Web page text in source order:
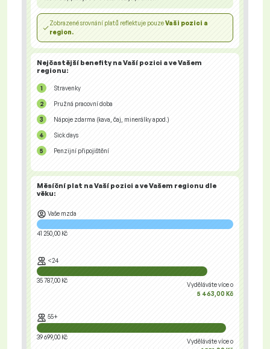
Zobrazené srovnání platů reflektuje pouzeVaši pozici a
region.
Nejčastější benefity na Vaší pozici a ve Vašem
regionu:
Stravenky
Pružná pracovní doba
Nápoje zdarma (kava, čaj, minerálky apod.)
Sick days
Penzijní připojištění
Měsíční plat na Vaší pozici a ve Vašem regionu dle
věku:
Vaše mzda
41 250,00 Kč
<24
35 787,00 Kč
Vyděláváte více o
5 463,00 Kč
55+
39 699,00 Kč
Vyděláváte více o